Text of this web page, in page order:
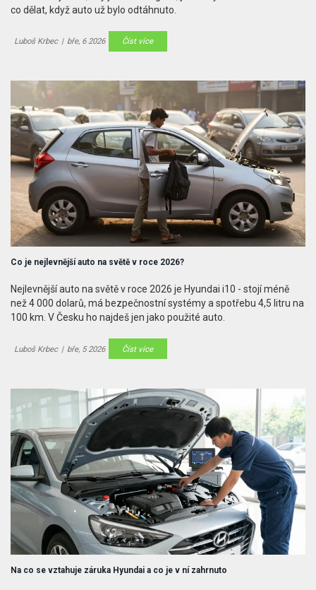
co dělat, když auto už bylo odtáhnuto.
Luboš Krbec | bře, 6 2026 Číst více
Co je nejlevnější auto na světě v roce 2026?
Nejlevnější auto na světě v roce 2026 je Hyundai i10 - stojí méně
než 4 000 dolarů, má bezpečnostní systémy a spotřebu 4,5 litru na
100 km. V Česku ho najdeš jen jako použité auto.
Luboš Krbec | bře, 5 2026 Číst více
Na co se vztahuje záruka Hyundai a co je v ní zahrnuto